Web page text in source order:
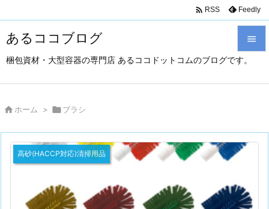
あるココブログ
梱包資材・大型容器の専門店 あるココドットコムのブログです。



検索
 RSS Feedly
 ホーム > ブラシ
高砂(HACCP対応)清掃用品